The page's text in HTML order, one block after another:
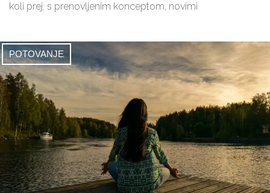
koli prej: s prenovljenim konceptom, novimi
POTOVANJE